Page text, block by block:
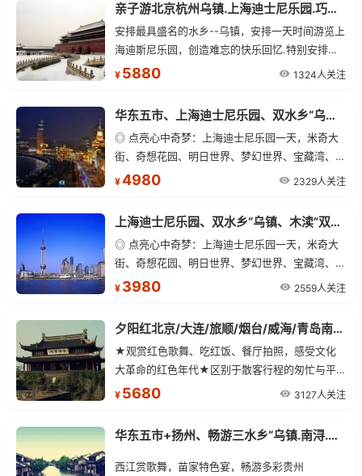
亲子游北京杭州乌镇.上海迪士尼乐园.巧克力工厂高端单飞11日游
安排最具盛名的水乡--乌镇，安排一天时间游览上
海迪斯尼乐园，创造难忘的快乐回忆.特别安排巧
克力主题乐园--上海巧克力工厂，让孩子们品尝，
¥ 5880 1324人关注
华东五市、上海迪士尼乐园、双水乡“乌镇、木渎”武夷山、鼓浪屿、五缘湾、厦门、双飞11日游
◎ 点亮心中奇梦：上海迪士尼乐园一天，米奇大
街、奇想花园、明日世界、梦幻世界、宝藏湾、探
险岛、迪士尼小镇等。
¥4980 2329人关注
上海迪士尼乐园、双水乡“乌镇、木渎”双飞7日游
◎ 点亮心中奇梦：上海迪士尼乐园一天，米奇大
街、奇想花园、明日世界、梦幻世界、宝藏湾、探
险岛、迪士尼小镇等。
¥ 3980 2559人关注
夕阳红北京/大连/旅顺/烟台/威海/青岛南京/无锡/苏州/杭州/上海单飞三卧15日
★观赏红色歌舞、吃红饭、餐厅拍照，感受文化
大革命的红色年代★区别于散客行程的匆忙与平
淡、让悠然流淌在山水之间★赠送一晚准四酒店
¥ 5680 3127人关注
华东五市+扬州、畅游三水乡“乌镇.南浔.木渎”+贵阳.黄果树.千户苗寨.天河潭.青岩古镇 单飞双卧12日游
西江赏歌舞，苗家特色宴，畅游多彩贵州